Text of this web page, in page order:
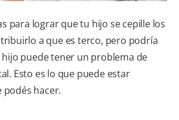
para lograr que tu hijo se cepille los
a que es terco, pero podría
hijo puede tener un problema de
Esto es lo que puede estar
podés hacer.